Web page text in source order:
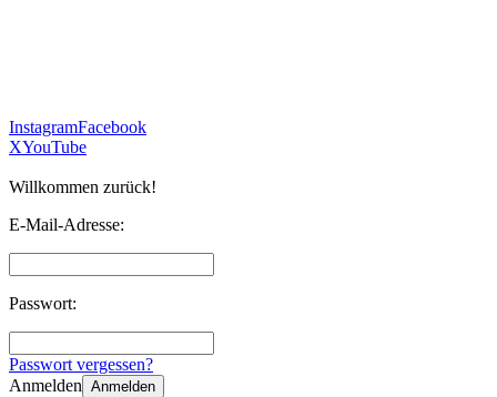
InstagramFacebook
XYouTube
Willkommen zurück!
E-Mail-Adresse:
Passwort:
Passwort vergessen?
Anmelden Anmelden